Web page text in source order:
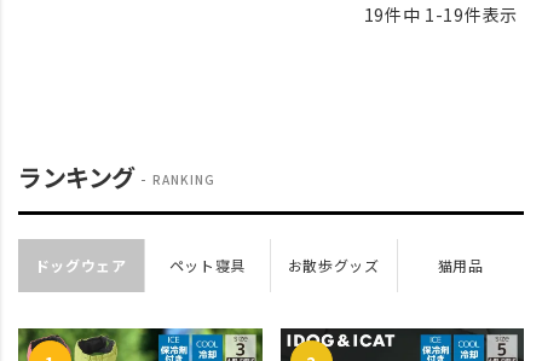
19件中 1 -19件表示
ランキング RANKING
ドッグウェア ペット寝具 お散歩グッズ 猫用品